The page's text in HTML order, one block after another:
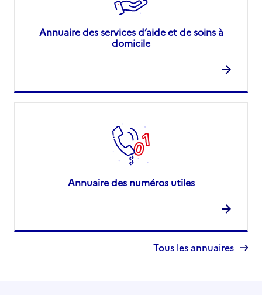
Annuaire des services d’aide et de soins à
domicile
Annuaire des numéros utiles
Tous les annuaires